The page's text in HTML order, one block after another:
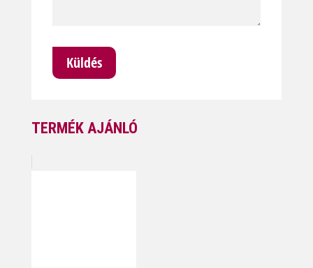
TERMÉK AJÁNLÓ